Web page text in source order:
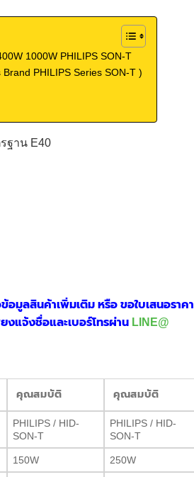
1000W PHILIPS SON-T
PHILIPS Series SON-T )
ฐาน E40
อมูลสินค้าเพิ่มเติม หรือ ขอใบเสนอราคา
งแจ้งชื่อและเบอร์โทรผ่านLINE@
คุณสมบัติ คุณสมบัติ
PHILIPS / HID-
SON-T
PHILIPS / HID-
SON-T
150W 250W